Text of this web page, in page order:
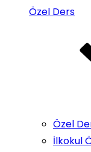
Özel Ders
Özel
İlkokul